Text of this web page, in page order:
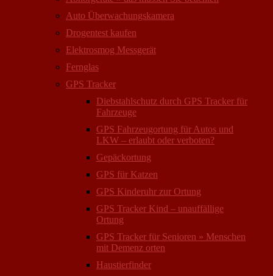
Auto Überwachungs­kamera
Drogentest kaufen
Elektrosmog Messgerät
Fernglas
GPS Tracker
Diebstahlschutz durch GPS Tracker für
Fahrzeuge
GPS Fahrzeugortung für Autos und
LKW – erlaubt oder verboten?
Gepäckortung
GPS für Katzen
GPS Kinderuhr zur Ortung
GPS Tracker Kind – unauffällige
Ortung
GPS Tracker für Senioren » Menschen
mit Demenz orten
Haustierfinder